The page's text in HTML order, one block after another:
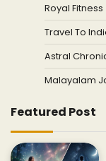
Royal Fitness
Travel To
Astral
Malayalam
Featured Post